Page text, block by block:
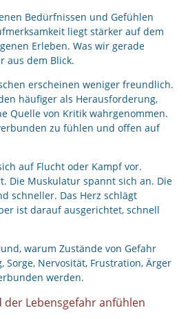
Bedürfnissen und Gefühlen
liegt stärker auf dem
Erleben. Was wir gerade
aus dem Blick.
erscheinen weniger freundlich.
häufiger als Herausforderung,
Quelle von Kritik wahrgenommen.
zu fühlen und offen auf
auf Flucht oder Kampf vor.
Die Muskulatur spannt sich an. Die
schneller. Das Herz schlägt
ist darauf ausgerichtet, schnell
warum Zustände von Gefahr
Sorge, Nervosität, Frustration, Ärger
werden.
der Lebensgefahr anfühlen